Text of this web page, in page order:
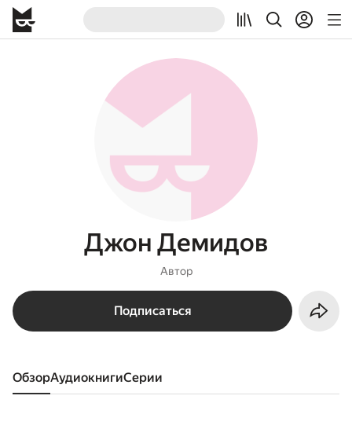
Джон Демидов
Автор
Подписаться
Обзор аудиокниги серии